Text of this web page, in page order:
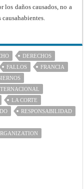
los daños causados, no a
DERECHOS
FALLOS
FRANCIA
LA CORTE
RESPONSABILIDAD